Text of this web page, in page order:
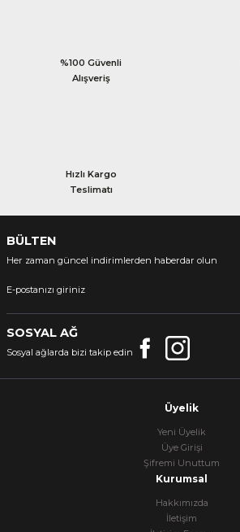
%100 Güvenli
Alışveriş
Hızlı Kargo
Teslimatı
BÜLTEN
Her zaman güncel indirimlerden haberdar olun
SOSYAL AĞ
Sosyal ağlarda bizi takip edin
Üyelik
Yeni Üyelik
Üye Girişi
Şifremi Unuttum
Kurumsal
Hakkımızda
İletişim